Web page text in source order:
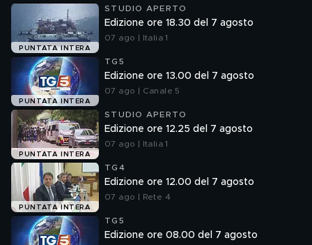
PUNTATA INTERA
STUDIO APERTO
Edizione ore 18.30 del 7 agosto
07 ago | Italia 1
PUNTATA INTERA
TG5
Edizione ore 13.00 del 7 agosto
07 ago | Canale 5
PUNTATA INTERA
STUDIO APERTO
Edizione ore 12.25 del 7 agosto
07 ago | Italia 1
PUNTATA INTERA
TG4
Edizione ore 12.00 del 7 agosto
07 ago | Rete 4
TG5
Edizione ore 08.00 del 7 agosto